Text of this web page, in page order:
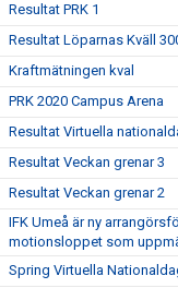
Resultat PRK 1
Resultat Löparnas Kväll
Kraftmätningen kval
PRK 2020 Campus Arena
Resultat Virtuella
Resultat Veckan grenar 3
Resultat Veckan grenar 2
IFK Umeå är ny
motionsloppet som
Spring Virtuella